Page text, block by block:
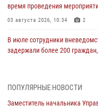
время проведения
03 августа 2026, 10:34 2
В июле сотрудники
задержали более 200
мировой войне 1914-1918
ПОПУЛЯРНЫЕ НОВОСТИ
Заместитель начальника